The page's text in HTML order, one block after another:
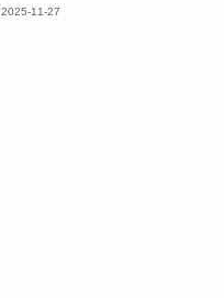
2025-11-27